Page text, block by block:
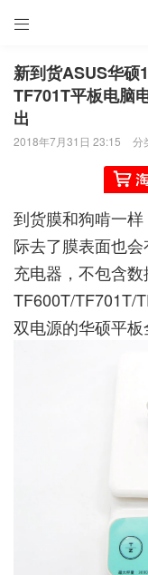

新到货ASUS华硕
TF701T平板电脑
出
2018年7月31日 23:15 分
到货膜和狗啃一
际去了膜表面也
充电器，不包含
TF600T/TF701T/
双电源的华硕平板